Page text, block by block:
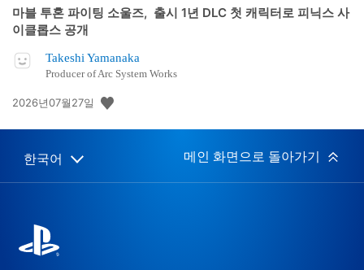
마블 투혼 파이팅 소울즈, 출시 1년 DLC 첫 캐릭터로 피닉스 사
이클롭스 공개
Takeshi Yamanaka
Producer of Arc System Works
공
일:
2026년07월27일
Select
Current
한국어 메인 화면으로 돌아가기